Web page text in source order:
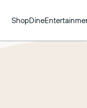
ShopDine